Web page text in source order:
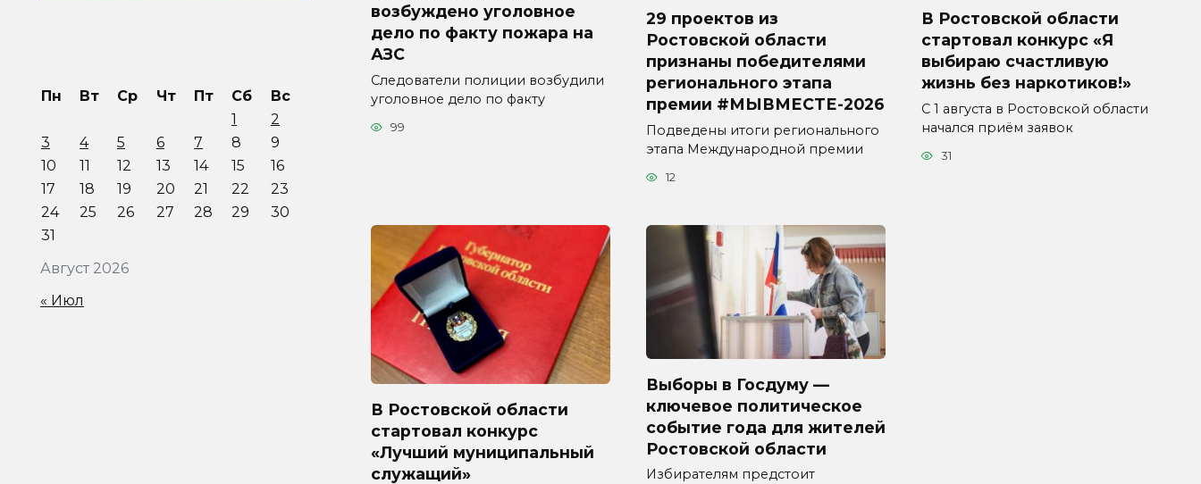
возбуждено уголовное
дело по факту пожара на
АЗС
Следователи полиции возбудили
уголовное дело по факту
99
29 проектов из
Ростовской области
признаны победителями
регионального этапа
премии #МЫВМЕСТЕ-2026
Подведены итоги регионального
этапа Международной премии
12
В Ростовской области
стартовал конкурс «Я
выбираю счастливую
жизнь без наркотиков!»
С 1 августа в Ростовской области
начался приём заявок
31
В Ростовской области
стартовал конкурс
«Лучший муниципальный
служащий»
Выборы в Госдуму —
ключевое политическое
событие года для жителей
Ростовской области
Избирателям предстоит
Август 2026
Пн Вт Ср Чт Пт Сб
Вс
1
2
3
4 5 6 7 8
9
10
11 12 13 14 15
16
17
18 19 20 21 22
23
24
25 26 27 28 29
30
31
« Июл